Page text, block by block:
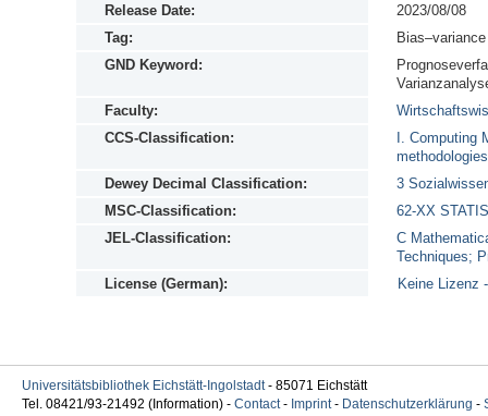
Release Date:
2023/08/08
Tag:
GND Keyword:
Faculty:
CCS-Classification:
I. Computing
methodologies
Dewey Decimal Classification:
3
MSC-Classification:
62-XX
JEL-Classification:
C
Techniques;
License (German):
Keine Lizenz
Universitätsbibliothek Eichstätt-Ingolstadt- 85071 Eichstätt
Tel. 08421/93-21492 (Information) - Contact- Imprint- Datenschutzerklärung -